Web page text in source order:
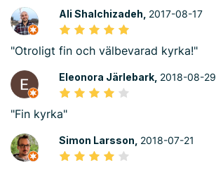
Ali Shalchizadeh, 2017-08-17
"Otroligt fin och välbevarad kyrka!"
Eleonora Järlebark, 2018-08-29
"Fin kyrka"
Simon Larsson, 2018-07-21